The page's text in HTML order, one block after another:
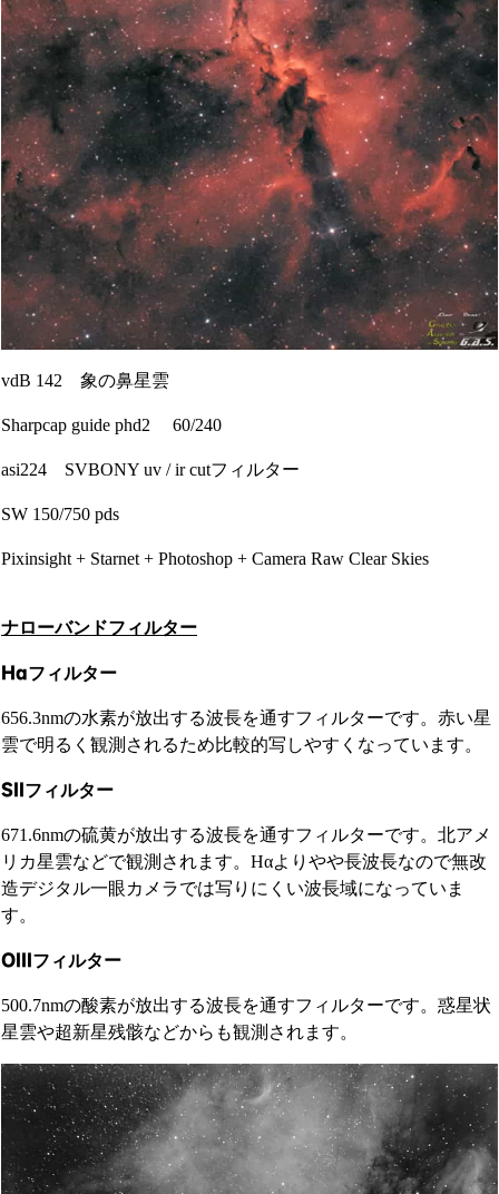
vdB 142 象の鼻星雲
Sharpcap guide phd2 60/240
asi224 SVBONY uv / ir cutフィルター
SW 150/750 pds
Pixinsight + Starnet + Photoshop + Camera Raw Clear Skies
ナローバンドフィルター
Hαフィルター
656.3nmの水素が放出する波長を通すフィルターです。赤い星
雲で明るく観測されるため比較的写しやすくなっています。
SIIフィルター
671.6nmの硫黄が放出する波長を通すフィルターです。北アメ
リカ星雲などで観測されます。Hαよりやや長波長なので無改
造デジタル一眼カメラでは写りにくい波長域になっていま
す。
OIIIフィルター
500.7nmの酸素が放出する波長を通すフィルターです。惑星状
星雲や超新星残骸などからも観測されます。